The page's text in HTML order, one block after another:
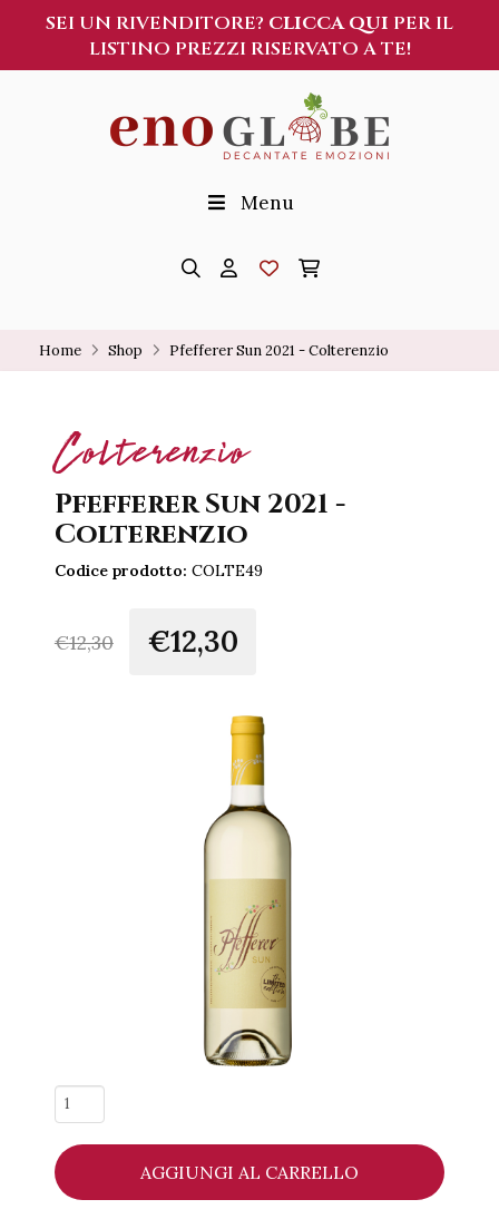
SEI UN RIVENDITORE? CLICCA QUI PER IL
LISTINO PREZZI RISERVATO A TE!
Menu
Home Shop Pfefferer Sun 2021 - Colterenzio
Colterenzio
Pfefferer Sun 2021 -
Colterenzio
Codice prodotto: COLTE49
€12,30 €12,30
Pfefferer
Sun
2021
-
Colterenzio
AGGIUNGI AL CARRELLO